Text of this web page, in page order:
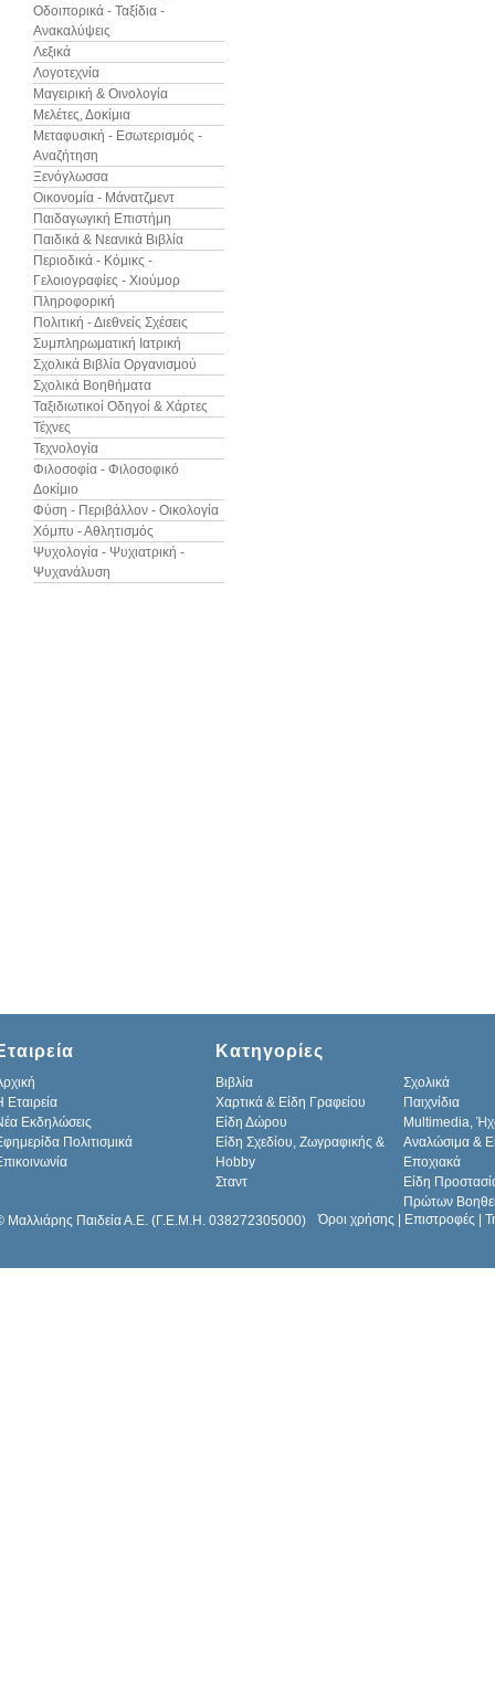
Οδοιπορικά - Ταξίδια -
Ανακαλύψεις
Λεξικά
Λογοτεχνία
Μαγειρική & Οινολογία
Μελέτες, Δοκίμια
Μεταφυσική - Εσωτερισμός -
Αναζήτηση
Ξενόγλωσσα
Οικονομία - Μάνατζμεντ
Παιδαγωγική Επιστήμη
Παιδικά & Νεανικά Βιβλία
Περιοδικά - Κόμικς -
Γελοιογραφίες - Χιούμορ
Πληροφορική
Πολιτική - Διεθνείς Σχέσεις
Συμπληρωματική Ιατρική
Σχολικά Βιβλία Οργανισμού
Σχολικά Βοηθήματα
Ταξιδιωτικοί Οδηγοί & Χάρτες
Τέχνες
Τεχνολογία
Φιλοσοφία - Φιλοσοφικό
Δοκίμιο
Φύση - Περιβάλλον - Οικολογία
Χόμπυ - Αθλητισμός
Ψυχολογία - Ψυχιατρική -
Ψυχανάλυση
Εταιρεία
Εκδηλώσεις
Πολιτισμικά
Κατηγορίες
Βιβλία
Σχολικά
Χαρτικά & Είδη Γραφείου
Παιχνίδια
Είδη Δώρου
Multimedia,
Είδη Σχεδίου, Ζωγραφικής &
Hobby
Αναλώσιμα &
Εποχιακά
Σταντ
Είδη
Πρώτων
Μαλλιάρης Παιδεία Α.Ε. (Γ.Ε.Μ.Η. 038272305000)
Όροι χρήσης Επιστροφές